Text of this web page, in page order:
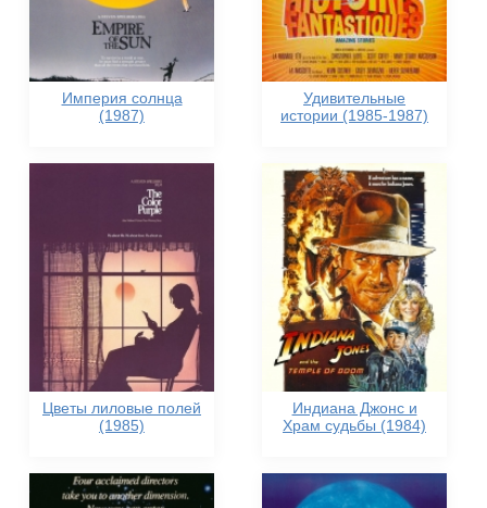
Империя солнца
(1987)
Удивительные
истории (1985-1987)
Цветы лиловые полей
(1985)
Индиана Джонс и
Храм судьбы (1984)